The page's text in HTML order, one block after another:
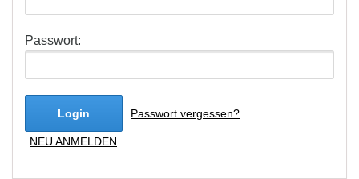
Passwort:
Login Passwort vergessen?
NEU ANMELDEN